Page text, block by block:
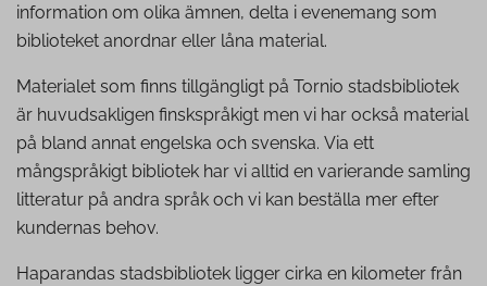
information om olika ämnen, delta i evenemang som
biblioteket anordnar eller låna material.
Materialet som finns tillgängligt på Tornio stadsbibliotek
är huvudsakligen finskspråkigt men vi har också material
på bland annat engelska och svenska. Via ett
mångspråkigt bibliotek har vi alltid en varierande samling
litteratur på andra språk och vi kan beställa mer efter
kundernas behov.
Haparandas stadsbibliotek ligger cirka en kilometer från